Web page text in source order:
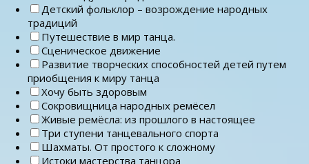
Детский фольклор – возрождение народных
традиций
Путешествие в мир танца.
Сценическое движение
Развитие творческих способностей детей путем
приобщения к миру танца
Хочу быть здоровым
Сокровищница народных ремёсел
Живые ремёсла: из прошлого в настоящее
Три ступени танцевального спорта
Шахматы. От простого к сложному
Истоки мастерства танцора